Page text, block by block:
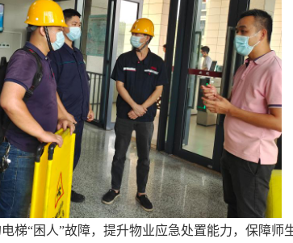
梯“困人”故障，提升物业应急处置能力，保障师